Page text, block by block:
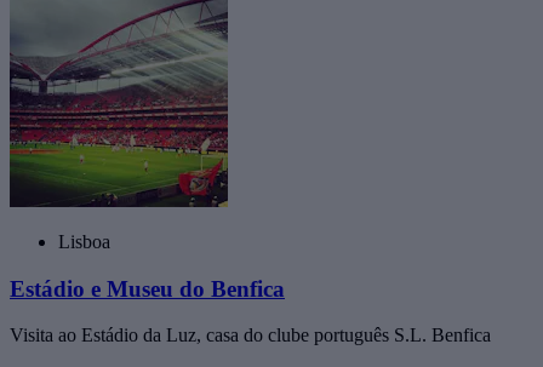
Lisboa
Estádio e Museu do Benfica
Visita ao Estádio da Luz, casa do clube português S.L. Benfica